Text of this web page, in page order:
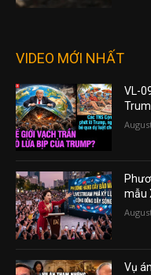
VIDEO MỚI NHẤT
VL-
mẫu
Vụ